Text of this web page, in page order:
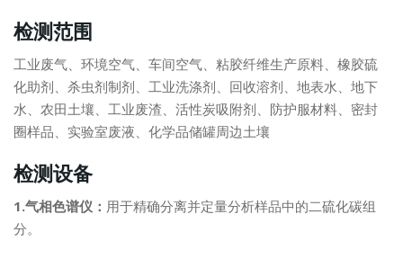
检测范围
工业废气、环境空气、车间空气、粘胶纤维生产原料、橡胶硫
化助剂、杀虫剂制剂、工业洗涤剂、回收溶剂、地表水、地下
水、农田土壤、工业废渣、活性炭吸附剂、防护服材料、密封
圈样品、实验室废液、化学品储罐周边土壤
检测设备
1.气相色谱仪： 用于精确分离并定量分析样品中的二硫化碳组
分。